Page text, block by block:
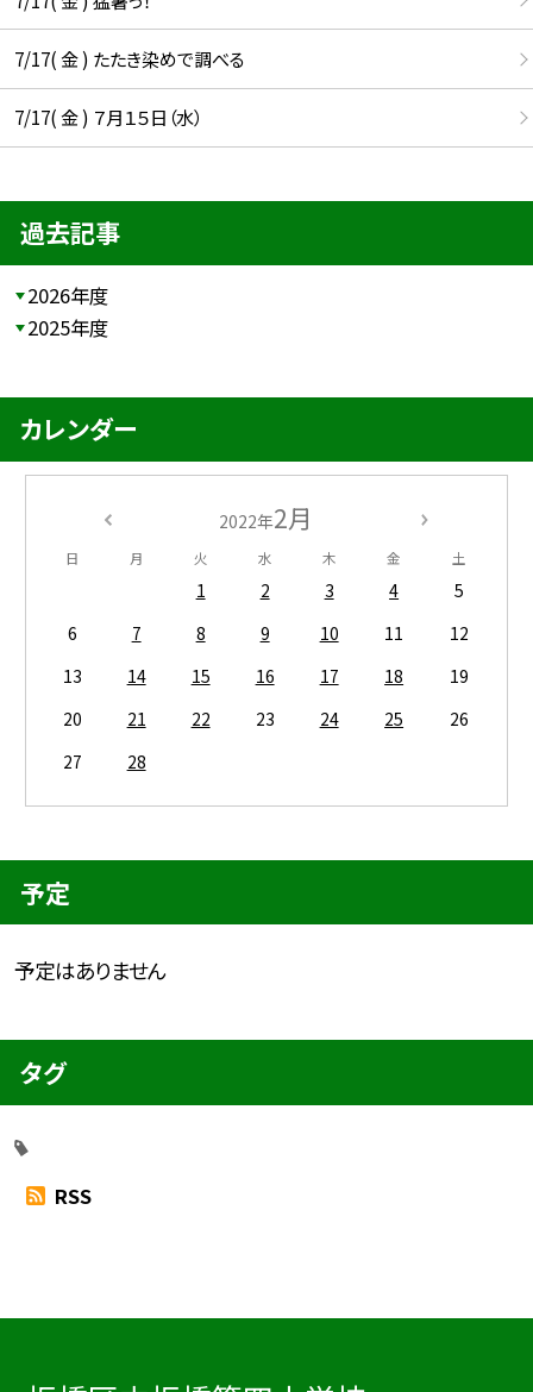
7/17( 金 ) たたき染めで調べる
7/17( 金 ) ７月１５日（水）
過去記事
2026年度
2025年度
カレンダー
2022年2月
日 月 火 水 木 金 土
1 2 3 4
5
6
7 8 9 10 11
12
13
14 15 16 17 18
19
20
21 22 23 24 25
26
27
28
予定
予定はありません
タグ
RSS